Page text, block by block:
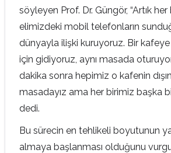
söyleyen Prof. Dr. Güngör, “Artık
elimizdeki mobil telefonların
dünyayla ilişki kuruyoruz. Bir
için gidiyoruz, aynı masada
dakika sonra hepimiz o kafenin
masadayız ama her birimiz başka
dedi.
Bu sürecin en tehlikeli boyutunun
almaya başlanması olduğunu